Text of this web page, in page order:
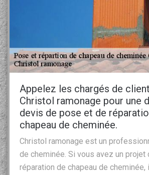
Appelez les chargés de
Christol ramonage pour une
devis de pose et de
chapeau de cheminée.
Christol ramonage est un
de cheminée. Si vous avez un projet
réparation de chapeau de cheminée,